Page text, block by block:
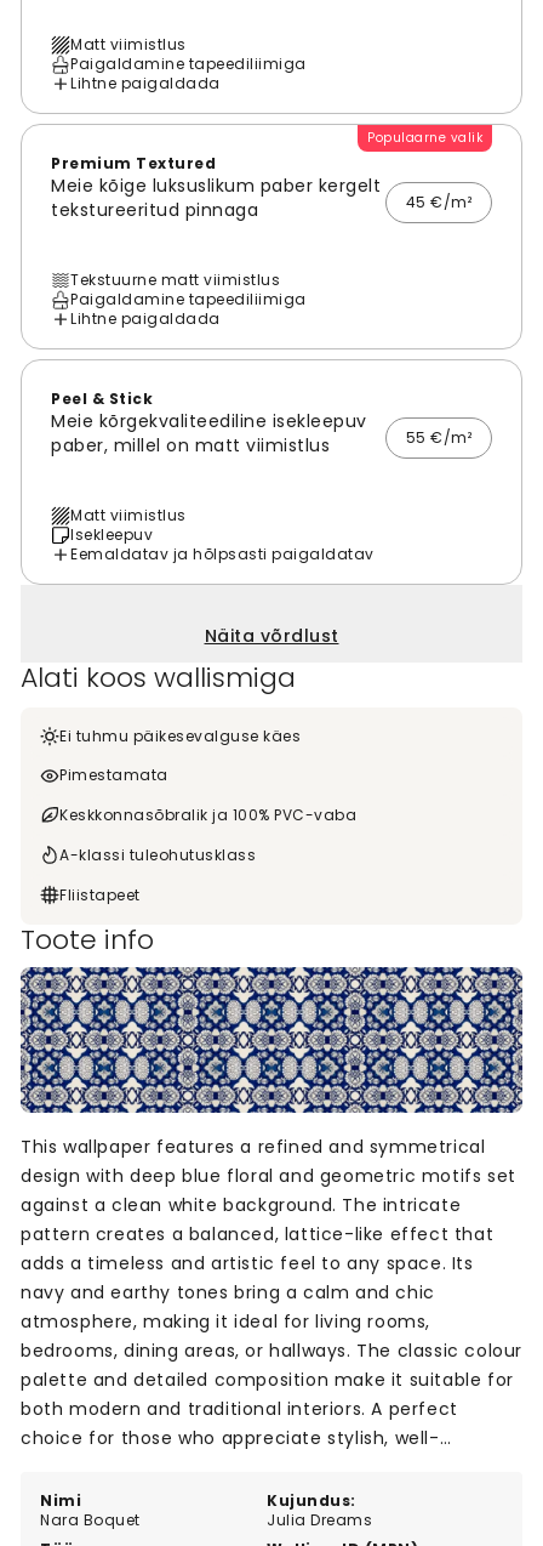
Matt viimistlus
Paigaldamine tapeediliimiga
Lihtne paigaldada
Populaarne valik
Premium Textured
Meie kõige luksuslikum paber kergelt
tekstureeritud pinnaga
45 €/m²
Tekstuurne matt viimistlus
Paigaldamine tapeediliimiga
Lihtne paigaldada
Peel & Stick
Meie kõrgekvaliteediline isekleepuv
paber, millel on matt viimistlus
55 €/m²
Matt viimistlus
Isekleepuv
Eemaldatav ja hõlpsasti paigaldatav
Näita võrdlust
Alati koos wallismiga
Ei tuhmu päikesevalguse käes
Pimestamata
Keskkonnasõbralik ja 100% PVC-vaba
A-klassi tuleohutusklass
Fliistapeet
Toote info
Nimi
Nara Boquet
Kujundus:
Julia Dreams
This wallpaper features a refined and symmetrical
design with deep blue floral and geometric motifs set
against a clean white background. The intricate
pattern creates a balanced, lattice-like effect that
adds a timeless and artistic feel to any space. Its
navy and earthy tones bring a calm and chic
atmosphere, making it ideal for living rooms,
bedrooms, dining areas, or hallways. The classic colour
palette and detailed composition make it suitable for
both modern and traditional interiors. A perfect
choice for those who appreciate stylish, well-
consistently elegant over time.